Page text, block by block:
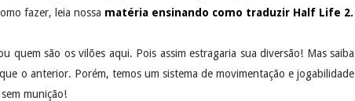
fazer, leia nossa matéria ensinando como traduzir Half Life 2.
quem são os vilões aqui. Pois assim estragaria sua diversão! Mas saiba
o anterior. Porém, temos um sistema de movimentação e jogabilidade
munição!